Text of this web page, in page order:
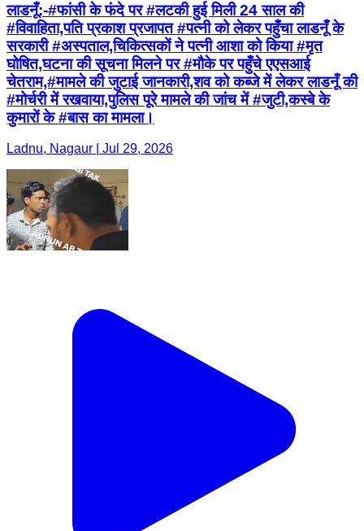
लाडनूँ:-#फांसी के फंदे पर #लटकी हुई मिली 24 साल की
#विवाहिता,पति प्रकाश प्रजापत #पत्नी को लेकर पहुँचा लाडनूँ के
सरकारी #अस्पताल,चिकित्सकों ने पत्नी आशा को किया #मृत
घोषित,घटना की सूचना मिलने पर #मौके पर पहुँचे एएसआई
चेतराम,#मामले की जुटाई जानकारी,शव को कब्जे में लेकर लाडनूँ की
#मोर्चरी में रखवाया,पुलिस पूरे मामले की जांच में #जुटी,कस्बे के
कुमारों के #बास का मामला।
Ladnu, Nagaur | Jul 29, 2026